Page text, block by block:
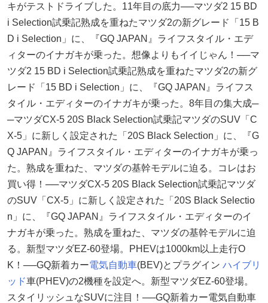
キがテストドライブした。11年目の底力──マツダ2 15 BD
i Selection試乗記熟成を重ねたマツダ2の新グレード「15 B
D i Selection」に、『GQ JAPAN』ライフスタイル・エデ
ィターのイナガキが乗った。想像よりもイイじゃん！──マ
ツダ2 15 BD i Selection試乗記熟成を重ねたマツダ2の新グ
レード「15 BD i Selection」に、『GQ JAPAN』ライフス
タイル・エディターのイナガキが乗った。8年目の集大成─
─マツダCX-5 20S Black Selection試乗記マツダのSUV「C
X-5」に新しく設定された「20S Black Selection」に、『G
Q JAPAN』ライフスタイル・エディターのイナガキが乗っ
た。熟成を重ねた、マツダの基幹モデルに迫る。コレはお
買い得！──マツダCX-5 20S Black Selection試乗記マツダ
のSUV「CX-5」に新しく設定された「20S Black Selectio
n」に、『GQ JAPAN』ライフスタイル・エディターのイ
ナガキが乗った。熟成を重ねた、マツダの基幹モデルに迫
る。新型マツダEZ-60登場。PHEVは1000km以上走行O
K！──GQ新着カー電気自動車(BEV)とプラグイン ハイブリ
ッド車(PHEV)の2機種を設定へ。新型マツダEZ-60登場。
スタイリッシュなSUVに注目！──GQ新着カー電気自動車